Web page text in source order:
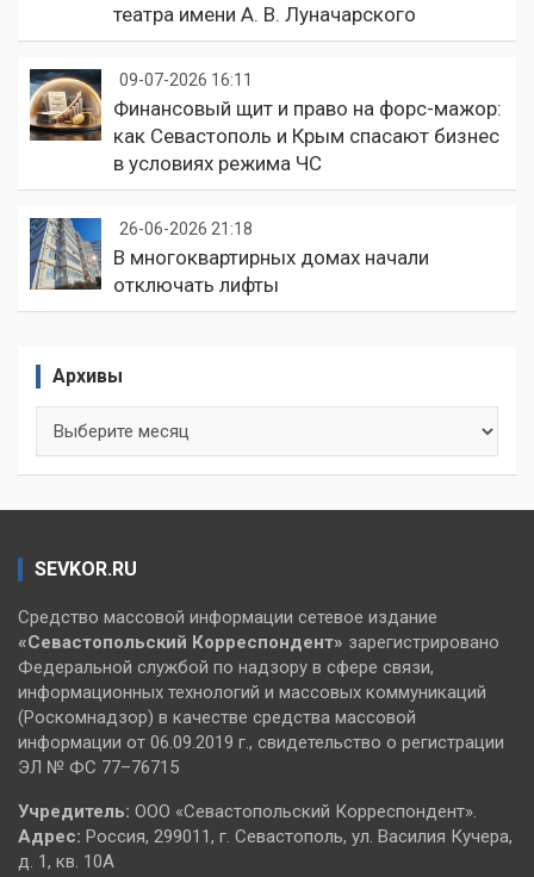
театра имени А. В. Луначарского
09-07-2026 16:11
Финансовый щит и право на форс-мажор:
как Севастополь и Крым спасают бизнес
в условиях режима ЧС
26-06-2026 21:18
В многоквартирных домах начали
отключать лифты
Архивы
SEVKOR.RU
Средство массовой информации сетевое издание
«Севастопольский Корреспондент» зарегистрировано
Федеральной службой по надзору в сфере связи,
информационных технологий и массовых коммуникаций
(Роскомнадзор) в качестве средства массовой
информации от 06.09.2019 г., свидетельство о регистрации
ЭЛ № ФС 77–76715
Учредитель: ООО «Севастопольский Корреспондент».
Адрес: Россия, 299011, г. Севастополь, ул. Василия Кучера,
д. 1, кв. 10А